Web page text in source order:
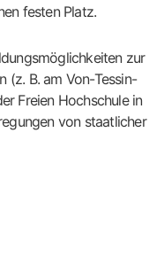
festen Platz.
zur
(z. B. am Von-Tessin-
Freien Hochschule in
von staatlicher